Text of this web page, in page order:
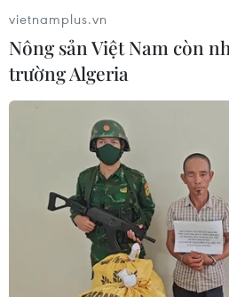
Mường Lay
văn hóa của người Thái
vietnamplus.vn
Nông sản Việt Nam còn
trường Algeria